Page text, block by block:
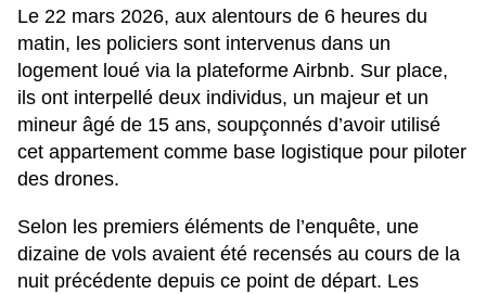
Le 22 mars 2026, aux alentours de 6 heures du
matin, les policiers sont intervenus dans un
logement loué via la plateforme Airbnb. Sur place,
ils ont interpellé deux individus, un majeur et un
mineur âgé de 15 ans, soupçonnés d’avoir utilisé
cet appartement comme base logistique pour piloter
des drones.
Selon les premiers éléments de l’enquête, une
dizaine de vols avaient été recensés au cours de la
nuit précédente depuis ce point de départ. Les